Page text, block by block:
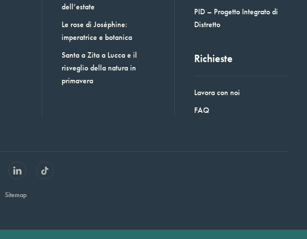
dell’estate
Le rose di Joséphine:
imperatrice e botanica
Santa a Zita a Lucca e il
risveglio della natura in
primavera
PID – Progetto Integrato di
Distretto
Richieste
Lavora con noi
FAQ
Sitemap